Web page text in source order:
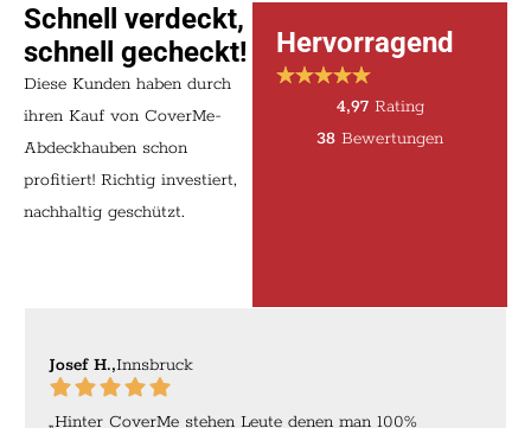
Schnell verdeckt,
schnell gecheckt!
Diese Kunden haben durch
ihren Kauf von CoverMe-
Abdeckhauben schon
profitiert! Richtig investiert,
nachhaltig geschützt.
Hervorragend
4,97Rating
38 Bewertungen
Josef H.,Innsbruck
„Hinter CoverMe stehen Leute denen man 100%